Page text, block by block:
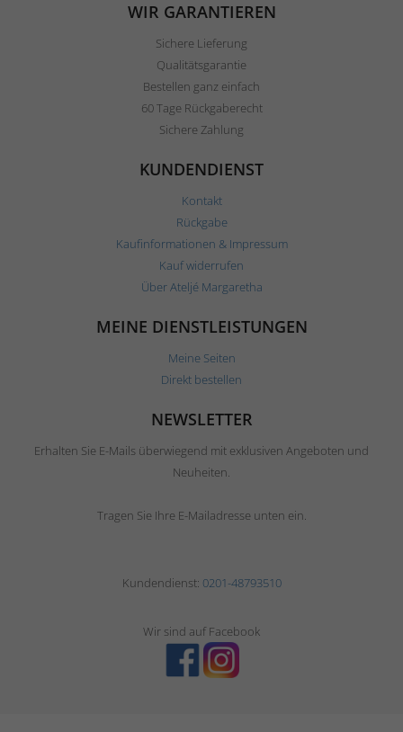
WIR GARANTIEREN
Sichere Lieferung
Qualitätsgarantie
Bestellen ganz einfach
60 Tage Rückgaberecht
Sichere Zahlung
KUNDENDIENST
Kontakt
Rückgabe
Kaufinformationen & Impressum
Kauf widerrufen
Über Ateljé Margaretha
MEINE DIENSTLEISTUNGEN
Meine Seiten
Direkt bestellen
NEWSLETTER
Erhalten Sie E-Mails überwiegend mit exklusiven Angeboten und
Neuheiten.
Tragen Sie Ihre E-Mailadresse unten ein.
Kundendienst: 0201-48793510
Wir sind auf Facebook